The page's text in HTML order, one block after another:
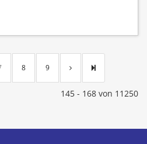
8 9
145 - 168 von 11250